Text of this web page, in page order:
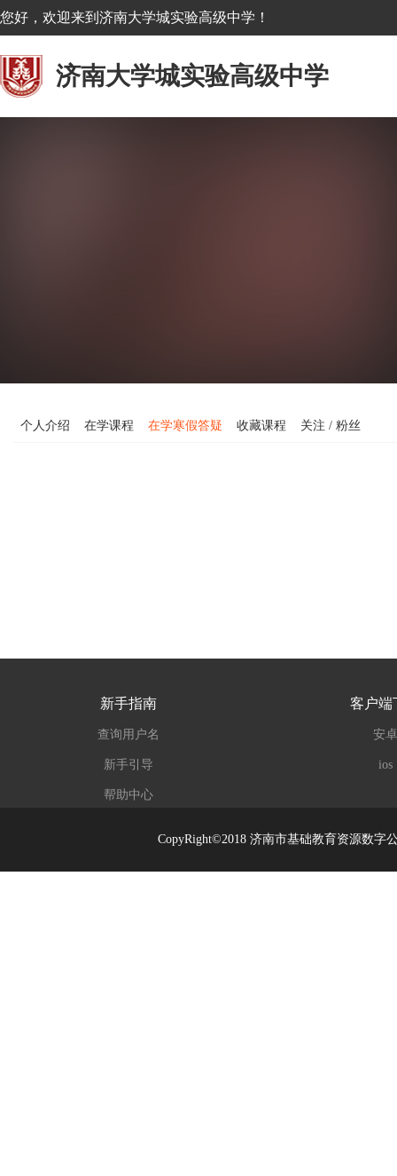
您好，欢迎来到济南大学城实验高级中学！
济南大学城实验高级中学
个人介绍 在学课程 在学寒假答疑 收藏课程 关注 / 粉丝
新手指南 客户端
查询用户名 安卓
新手引导 ios
帮助中心
CopyRight©2018 济南市基础教育资源数